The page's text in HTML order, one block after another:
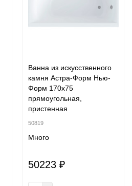
Ванна из искусственного
камня Астра-Форм Нью-
Форм 170x75
прямоугольная,
пристенная
50819
Много
50223 ₽